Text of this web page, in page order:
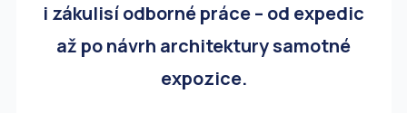
i zákulisí odborné práce – od expedic
až po návrh architektury samotné
expozice.